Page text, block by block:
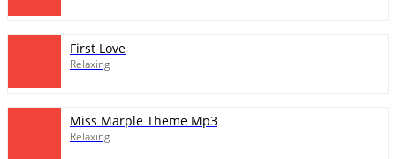
First Love
Relaxing
Miss Marple Theme Mp3
Relaxing